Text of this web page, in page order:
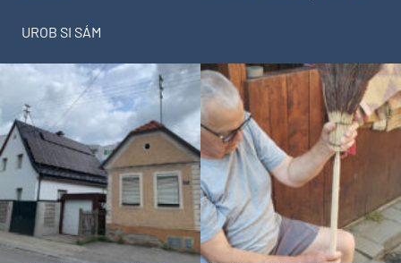
UROB SI SÁM